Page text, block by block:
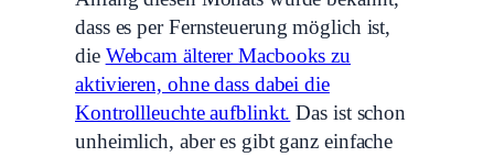
dass es per Fernsteuerung möglich ist,
die Webcam älterer Macbooks zu
aktivieren, ohne dass dabei die
Kontrollleuchte aufblinkt. Das ist schon
unheimlich, aber es gibt ganz einfache